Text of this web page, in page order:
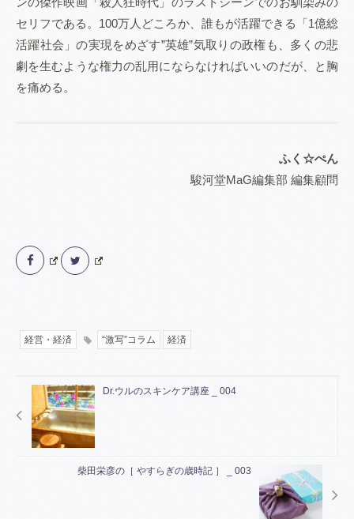
セリフである。100万人どころか、誰もが活躍できる「1億総
活躍社会」の実現をめざす”英雄”気取りの政権も、多くの悲
劇を生むような権力の乱用にならなければいいのだが、と胸
を痛める。
ふく☆ぺん
駿河堂MaG編集部 編集顧問
経営・経済 “激写”コラム 経済
Dr.ウルのスキンケア講座 _ 004
柴田栄彦の［ やすらぎの歳時記 ］ _ 003